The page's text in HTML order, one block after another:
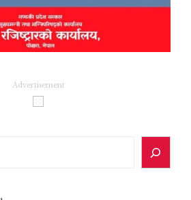
Advertisement